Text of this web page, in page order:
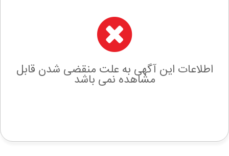
اطلاعات این آگهی به علت منقضی شدن قابل
مشاهده نمی باشد